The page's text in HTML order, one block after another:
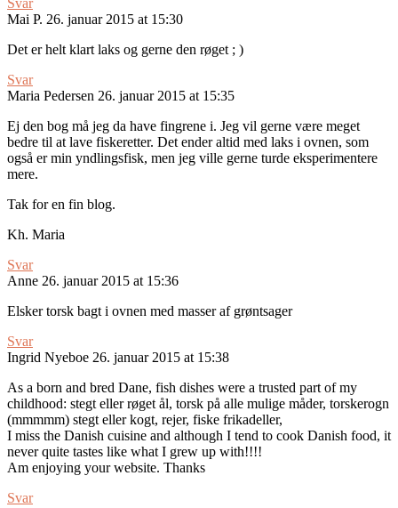
Svar
Mai P. 26. januar 2015 at 15:30
Det er helt klart laks og gerne den røget ; )
Svar
Maria Pedersen 26. januar 2015 at 15:35
Ej den bog må jeg da have fingrene i. Jeg vil gerne være meget
bedre til at lave fiskeretter. Det ender altid med laks i ovnen, som
også er min yndlingsfisk, men jeg ville gerne turde eksperimentere
mere.
Tak for en fin blog.
Kh. Maria
Svar
Anne 26. januar 2015 at 15:36
Elsker torsk bagt i ovnen med masser af grøntsager
Svar
Ingrid Nyeboe 26. januar 2015 at 15:38
As a born and bred Dane, fish dishes were a trusted part of my
childhood: stegt eller røget ål, torsk på alle mulige måder, torskerogn
(mmmmm) stegt eller kogt, rejer, fiske frikadeller,
I miss the Danish cuisine and although I tend to cook Danish food, it
never quite tastes like what I grew up with!!!!
Am enjoying your website. Thanks
Svar